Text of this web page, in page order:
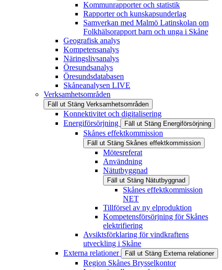
Kommunrapporter och statistik
Rapporter och kunskapsunderlag
Samverkan med Malmö Latinskolan om
Folkhälsorapport barn och unga i Skåne
Geografisk analys
Kompetensanalys
Näringslivsanalys
Öresundsanalys
Öresundsdatabasen
Skåneanalysen LIVE
Verksamhetsområden
Fäll ut Stäng Verksamhetsområden
Konnektivitet och digitalisering
Energiförsörjning
Fäll ut Stäng Energiförsörjning
Skånes effektkommission
Fäll ut Stäng Skånes effektkommission
Mötesreferat
Användning
Nätutbyggnad
Fäll ut Stäng Nätutbyggnad
Skånes effektkommission
NET
Tillförsel av ny elproduktion
Kompetensförsörjning för Skånes
elektrifiering
Avsiktsförklaring för vindkraftens
utveckling i Skåne
Externa relationer
Fäll ut Stäng Externa relationer
Region Skånes Brysselkontor